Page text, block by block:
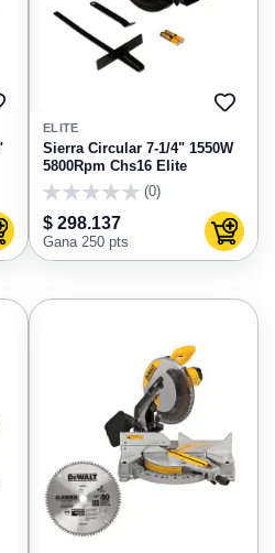
al carrito
ELITE
Sierra Circular 7-1/4" 1550W
5800Rpm Chs16 Elite
(0)
$ 298.137
Gana 250 pts